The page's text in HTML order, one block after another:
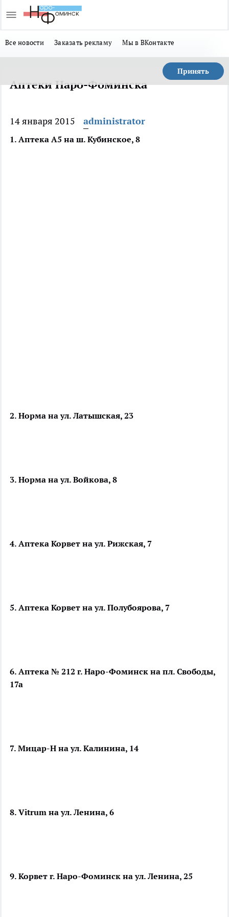
Все новости Заказать рекламу Мы в ВКонтакте
Принять
Аптеки Наро-Фоминска
14 января 2015 administrator
1. Аптека А5 на ш. Кубинское, 8
2. Норма на ул. Латышская, 23
3. Норма на ул. Войкова, 8
4. Аптека Корвет на ул. Рижская, 7
5. Аптека Корвет на ул. Полубоярова, 7
6. Аптека № 212 г. Наро-Фоминск на пл. Свободы,
17а
7. Мицар-Н на ул. Калинина, 14
8. Vitrum на ул. Ленина, 6
9. Корвет г. Наро-Фоминск на ул. Ленина, 25